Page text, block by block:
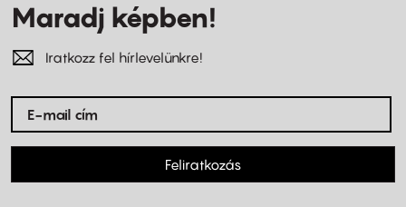
Maradj képben!
Iratkozz fel hírlevelünkre!
Feliratkozás